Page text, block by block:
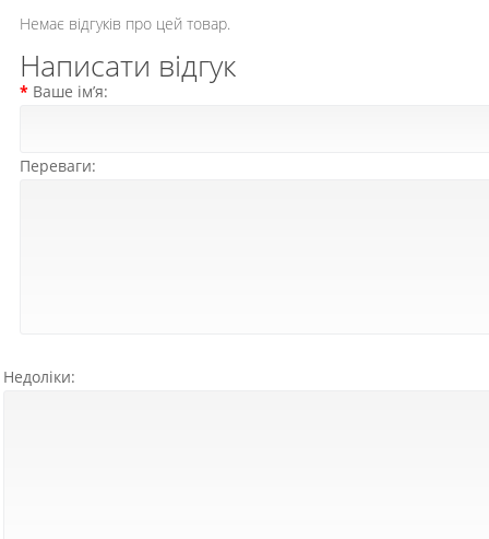
Немає відгуків про цей товар.
Написати відгук
Ваше ім’я:
Переваги:
Недоліки: